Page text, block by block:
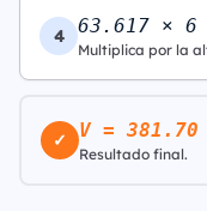
4 63.617 × 6
Multiplica por la
✓ V = 381.70
Resultado final.